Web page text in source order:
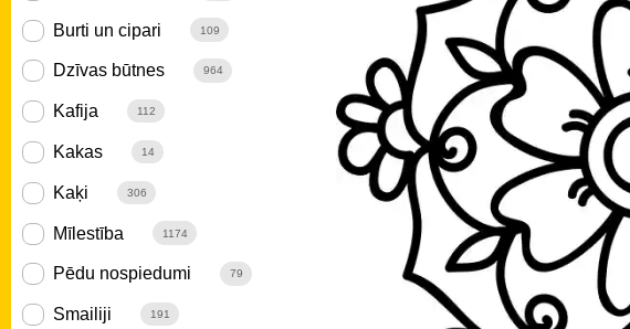
Burti un cipari 109
Dzīvas būtnes 964
Kafija 112
Kakas 14
Kaķi 306
Mīlestība 1174
Pēdu nospiedumi 79
Smailiji 191